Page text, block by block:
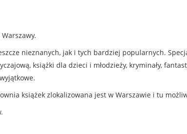
nieznanych, jak i tych bardziej popularnych.
książki dla dzieci i młodzieży, kryminały,
książek zlokalizowana jest w Warszawie i tu